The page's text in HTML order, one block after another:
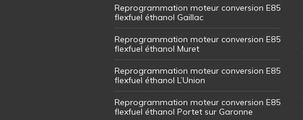
Reprogrammation moteur conversion E85
flexfuel éthanol Gaillac
Reprogrammation moteur conversion E85
flexfuel éthanol Muret
Reprogrammation moteur conversion E85
flexfuel éthanol L’Union
Reprogrammation moteur conversion E85
flexfuel éthanol Portet sur Garonne